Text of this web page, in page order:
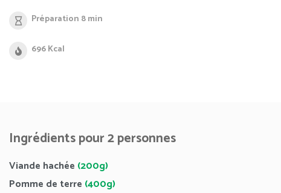
Préparation 8 min
696 Kcal
Ingrédients pour 2 personnes
Viande hachée (200g)
Pomme de terre (400g)